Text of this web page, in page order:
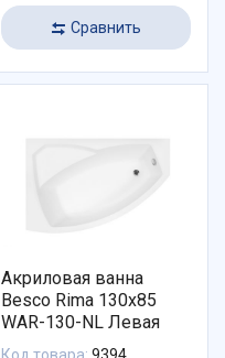
Сравнить
Акриловая ванна
Besco Rima 130x85
WAR-130-NL Левая
Код товара: 9394